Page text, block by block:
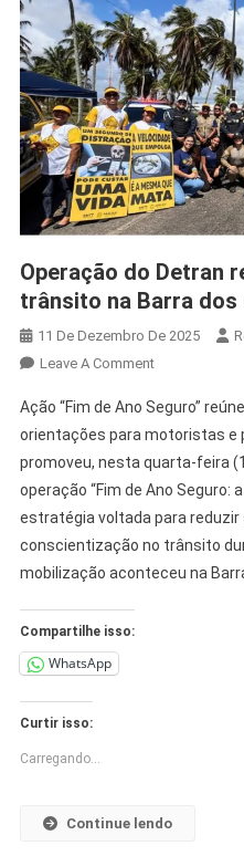
Operação do Detran
trânsito na Barra dos
11 De Dezembro De 2025
Leave A Comment
Ação “Fim de Ano Seguro”
orientações para motoristas e
promoveu, nesta quarta-feira
operação “Fim de Ano Seguro:
estratégia voltada para
conscientização no trânsito
mobilização aconteceu na
Compartilhe isso:
WhatsApp
Curtir isso:
Carregando...
Continue lendo